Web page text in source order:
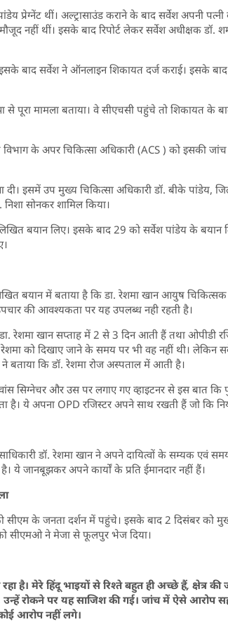
प्रेग्नेंट थीं। अल्ट्रासाउंड कराने के बाद सर्वेश अपनी
नहीं थीं। इसके बाद रिपोर्ट लेकर सर्वेश अधीक्षक डॉ.
बाद सर्वेश ने ऑनलाइन शिकायत दर्ज कराई। इसके
मामला बताया। वे सीएचसी पहुंचे तो शिकायत के
के अपर चिकित्सा अधिकारी (ACS ) को इसकी जांच
इसमें उप मुख्य चिकित्सा अधिकारी डॉ. बीके पांडेय,
सोनकर शामिल किया।
बयान लिए। इसके बाद 29 को सर्वेश पांडेय के बयान
बयान में बताया है कि डा. रेशमा खान आयुष चिकित्सक
की आवश्यकता पर यह उपलब्ध नही रहती है।
रेशमा खान सप्ताह में 2 से 3 दिन आती हैं तथा ओपीडी
को दिखाए जाने के समय पर भी वह नहीं थी। लेकिन
बताया कि डॉ. रेशमा रोज अस्पताल में आती है।
सिग्नेचर और उस पर लगाए गए व्हाइटनर से इस बात कि
है। ये अपना OPD रजिस्टर अपने साथ रखती हैं जो कि
डॉ. रेशमा खान ने अपने दायित्वों के सम्यक एवं
ये जानबूझकर अपने कार्यों के प्रति ईमानदार नहीं हैं।
के जनता दर्शन में पहुंचे। इसके बाद 2 दिसंबर को
को सीएमओ ने मेजा से फूलपुर भेज दिया।
है। मेरे हिंदू भाइयों से रिश्ते बहुत ही अच्छे हैं, क्षेत्र की
रोकने पर यह साजिश की गई। जांच में ऐसे आरोप
आरोप नहीं लगे।